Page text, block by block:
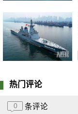
热门评论
0 条评论